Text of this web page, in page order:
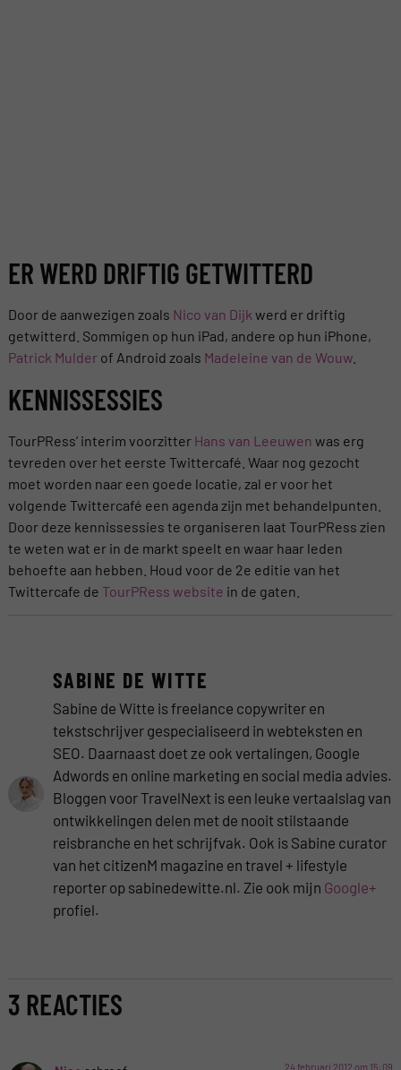
ER WERD DRIFTIG GETWITTERD
Door de aanwezigen zoals Nico van Dijk werd er driftig
getwitterd. Sommigen op hun iPad, andere op hun iPhone,
Patrick Mulderof Android zoals Madeleine van de Wouw.
KENNISSESSIES
TourPRess’ interim voorzitter Hans van Leeuwen was erg
tevreden over het eerste Twittercafé. Waar nog gezocht
moet worden naar een goede locatie, zal er voor het
volgende Twittercafé een agenda zijn met behandelpunten.
Door deze kennissessies te organiseren laat TourPRess zien
te weten wat er in de markt speelt en waar haar leden
behoefte aan hebben. Houd voor de 2e editie van het
Twittercafe de TourPRess website in de gaten.
SABINE DE WITTE
Sabine de Witte is freelance copywriter en
tekstschrijver gespecialiseerd in webteksten en
SEO. Daarnaast doet ze ook vertalingen, Google
Adwords en online marketing en social media advies.
Bloggen voor TravelNext is een leuke vertaalslag van
ontwikkelingen delen met de nooit stilstaande
reisbranche en het schrijfvak. Ook is Sabine curator
van het citizenM magazine en travel + lifestyle
reporter op sabinedewitte.nl. Zie ook mijn Google+
profiel.
3 REACTIES
24 februari 2012 om 15:09